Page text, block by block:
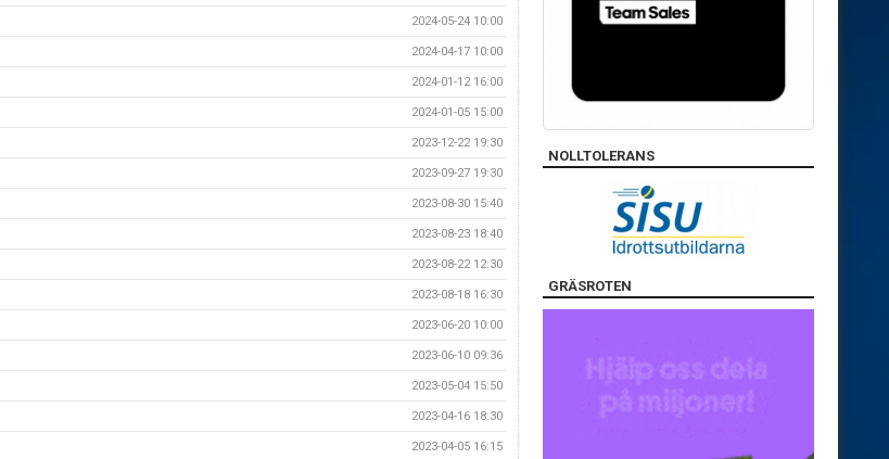
2024-05-24 10:00
2024-04-17 10:00
2024-01-12 16:00
2024-01-05 15:00
2023-12-22 19:30
2023-09-27 19:30
2023-08-30 15:40
2023-08-23 18:40
2023-08-22 12:30
2023-08-18 16:30
2023-06-20 10:00
2023-06-10 09:36
2023-05-04 15:50
2023-04-16 18:30
2023-04-05 16:15
NOLLTOLERANS
GRÄSROTEN